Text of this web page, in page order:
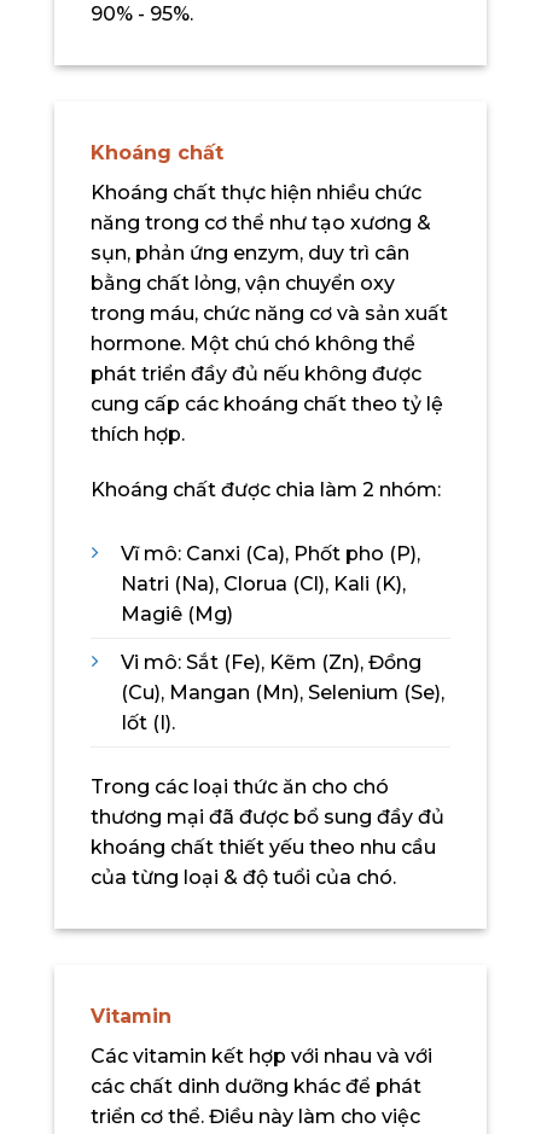
90% - 95%.
Khoáng chất
Khoáng chất thực hiện nhiều chức
năng trong cơ thể như tạo xương &
sụn, phản ứng enzym, duy trì cân
bằng chất lỏng, vận chuyển oxy
trong máu, chức năng cơ và sản xuất
hormone. Một chú chó không thể
phát triển đầy đủ nếu không được
cung cấp các khoáng chất theo tỷ lệ
thích hợp.
Khoáng chất được chia làm 2 nhóm:
Vĩ mô: Canxi (Ca), Phốt pho (P),
Natri (Na), Clorua (Cl), Kali (K),
Magiê (Mg)
Vi mô: Sắt (Fe), Kẽm (Zn), Đồng
(Cu), Mangan (Mn), Selenium (Se),
Iốt (I).
Trong các loại thức ăn cho chó
thương mại đã được bổ sung đầy đủ
khoáng chất thiết yếu theo nhu cầu
của từng loại & độ tuổi của chó.
Vitamin
Các vitamin kết hợp với nhau và với
các chất dinh dưỡng khác để phát
triển cơ thể. Điều này làm cho việc